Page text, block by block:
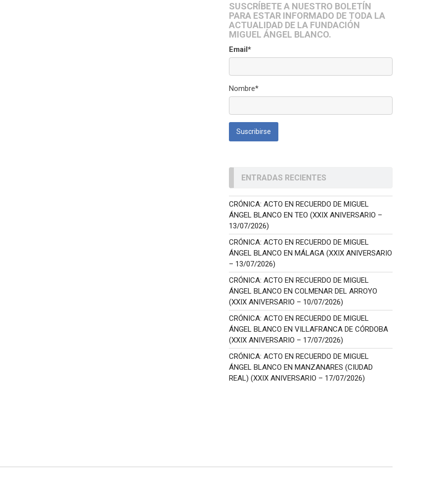
SUSCRÍBETE A NUESTRO BOLETÍN
PARA ESTAR INFORMADO DE TODA LA
ACTUALIDAD DE LA FUNDACIÓN
MIGUEL ÁNGEL BLANCO.
Email*
Nombre*
ENTRADAS RECIENTES
CRÓNICA: ACTO EN RECUERDO DE MIGUEL
ÁNGEL BLANCO EN TEO (XXIX ANIVERSARIO –
13/07/2026)
CRÓNICA: ACTO EN RECUERDO DE MIGUEL
ÁNGEL BLANCO EN MÁLAGA (XXIX ANIVERSARIO
– 13/07/2026)
CRÓNICA: ACTO EN RECUERDO DE MIGUEL
ÁNGEL BLANCO EN COLMENAR DEL ARROYO
(XXIX ANIVERSARIO – 10/07/2026)
CRÓNICA: ACTO EN RECUERDO DE MIGUEL
ÁNGEL BLANCO EN VILLAFRANCA DE CÓRDOBA
(XXIX ANIVERSARIO – 17/07/2026)
CRÓNICA: ACTO EN RECUERDO DE MIGUEL
ÁNGEL BLANCO EN MANZANARES (CIUDAD
REAL) (XXIX ANIVERSARIO – 17/07/2026)